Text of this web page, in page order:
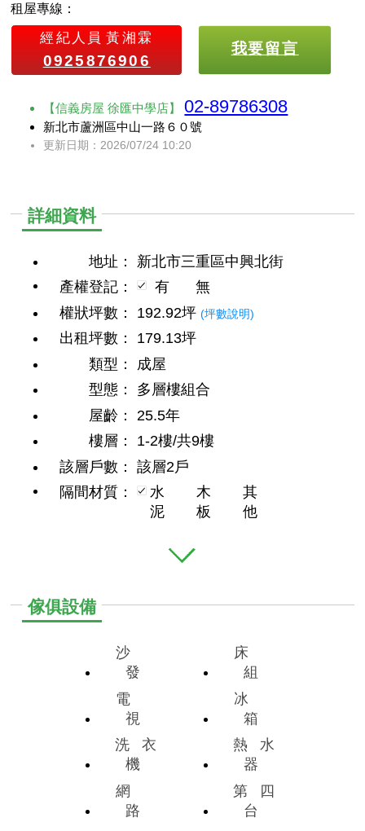
租屋專線：
經紀人員 黃湘霖
0925876906
我要留言
【信義房屋 徐匯中學店】02-89786308
新北市蘆洲區中山一路６０號
更新日期：2026/07/24 10:20
詳細資料
地址：
新北市三重區中興北街
產權登記：
有
無
權狀坪數：
192.92坪(坪數說明)
出租坪數：
179.13坪
類型：
成屋
型態：
多層樓組合
屋齡：
25.5年
樓層：
1-2樓/共9樓
該層戶數：
該層2戶
隔間材質：
水
泥
木
板
其
他
傢俱設備
沙
發
電
視
洗
衣
機
網
路
床
組
冰
箱
熱
水
器
第
四
台